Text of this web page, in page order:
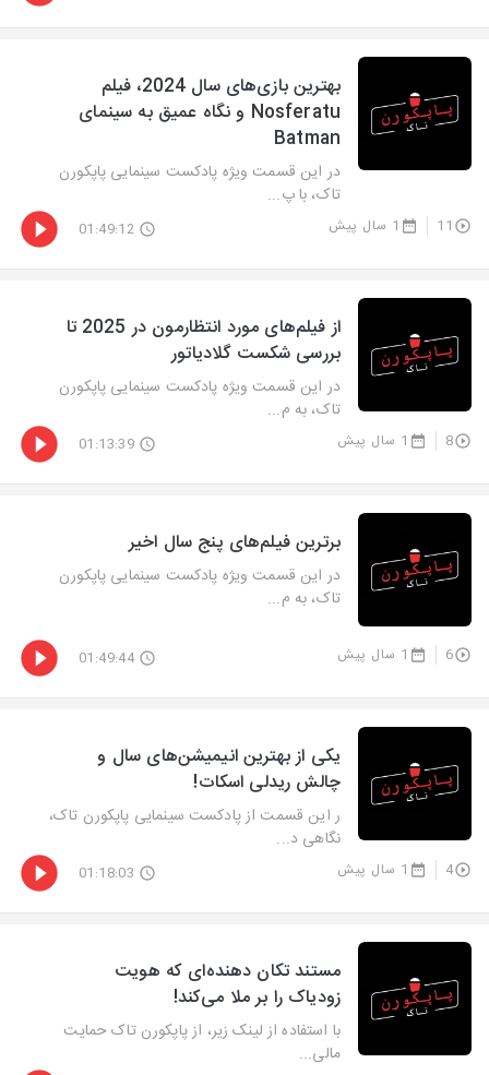
‫بهترین بازی‌های سال 2024، فیلم
Nosferatu و نگاه عمیق به سینمای
Batman
در این قسمت ویژه پادکست سینمایی پاپکورن
تاک، با پ...
11 1 سال پیش 01:49:12
‫از فیلم‌های مورد انتظارمون در 2025 تا
بررسی شکست گلادیاتور
در این قسمت ویژه پادکست سینمایی پاپکورن
تاک، به م...
8 1 سال پیش 01:13:39
برترین فیلم‌های پنج سال اخیر
در این قسمت ویژه پادکست سینمایی پاپکورن
تاک، به م...
6 1 سال پیش 01:49:44
‫یکی از بهترین انیمیشن‌های سال و
چالش ریدلی اسکات!
ر این قسمت از پادکست سینمایی پاپکورن تاک،
نگاهی د...
4 1 سال پیش 01:18:03
‫مستند تکان دهنده‌ای که هویت
زودیاک را بر ملا می‌کند!
با استفاده از لینک زیر، از پاپکورن تاک حمایت
مالی...